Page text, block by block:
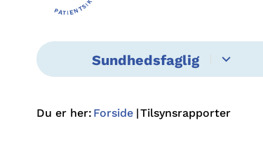
Sundhedsfaglig
Du er her: Forside Tilsynsrapporter